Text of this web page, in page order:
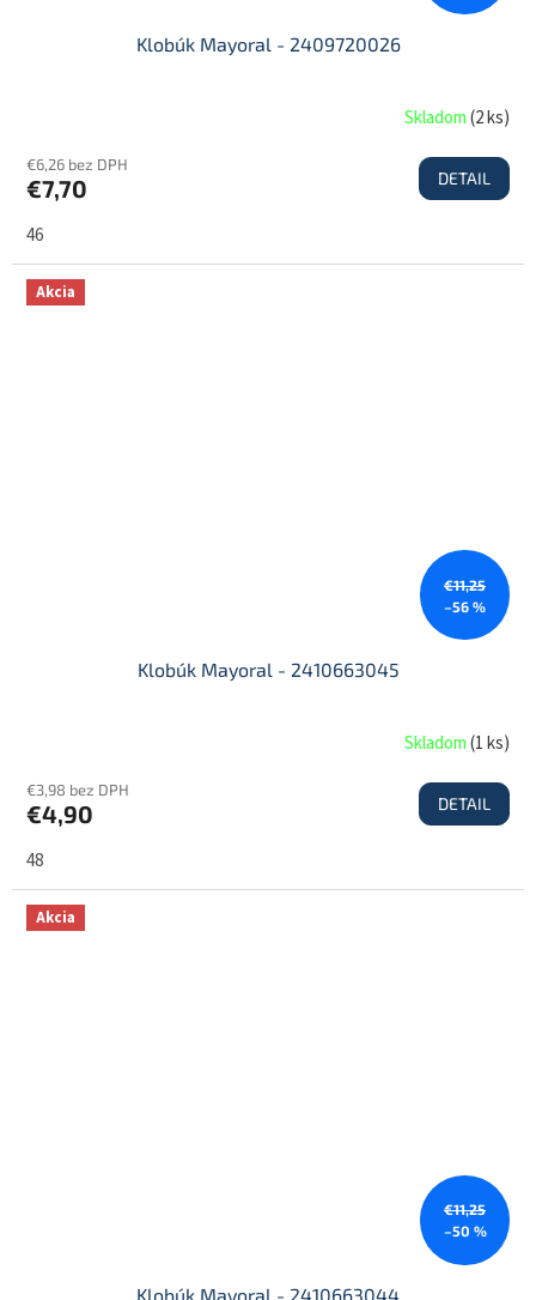
Klobúk Mayoral - 2409720026
Skladom(2 ks)
€6,26 bez DPH
€7,70 DETAIL
46
Akcia
€11,25
–56 %
Klobúk Mayoral - 2410663045
Skladom(1 ks)
€3,98 bez DPH
€4,90 DETAIL
48
Akcia
€11,25
–50 %
Klobúk Mayoral - 2410663044